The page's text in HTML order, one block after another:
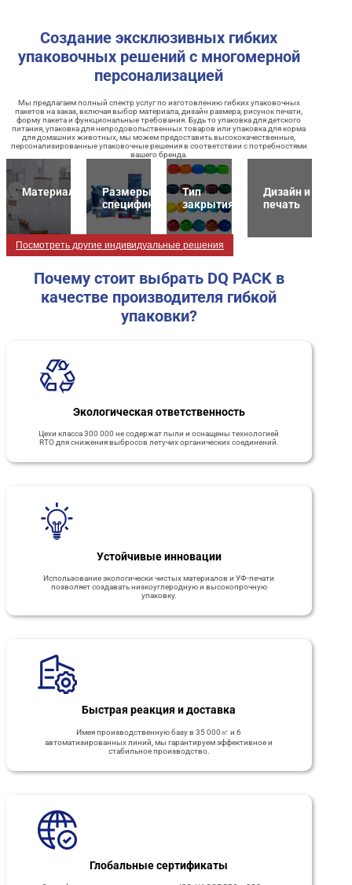
Создание эксклюзивных гибких
упаковочных решений с многомерной
персонализацией
Мы предлагаем полный спектр услуг по изготовлению гибких упаковочных
пакетов на заказ, включая выбор материала, дизайн размера, рисунок печати,
форму пакета и функциональные требования. Будь то упаковка для детского
питания, упаковка для непродовольственных товаров или упаковка для корма
для домашних животных, мы можем предоставить высококачественные,
персонализированные упаковочные решения в соответствии с потребностями
вашего бренда.
Материалы
Размеры и
спецификация
Тип
закрытия
Дизайн и
печать
Посмотреть другие индивидуальные решения
Почему стоит выбрать DQ PACK в
качестве производителя гибкой
упаковки?
Экологическая ответственность
Цехи класса 300 000 не содержат пыли и оснащены технологией
RTO для снижения выбросов летучих органических соединений.
Устойчивые инновации
Использование экологически чистых материалов и УФ-печати
позволяет создавать низкоуглеродную и высокопрочную
упаковку.
Быстрая реакция и доставка
Имея производственную базу в 35 000㎡ и 6
автоматизированных линий, мы гарантируем эффективное и
стабильное производство.
Глобальные сертификаты